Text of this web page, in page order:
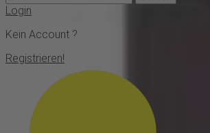
Login
Kein Account ?
Registrieren!